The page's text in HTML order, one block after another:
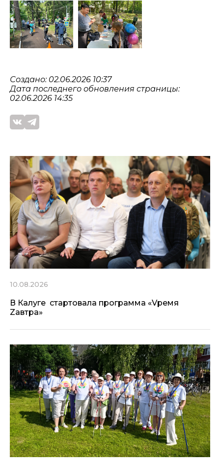
Создано: 02.06.2026 10:37
Дата последнего обновления страницы:
02.06.2026 14:35
10.08.2026
В Калуге стартовала программа «Vремя
Zавтра»